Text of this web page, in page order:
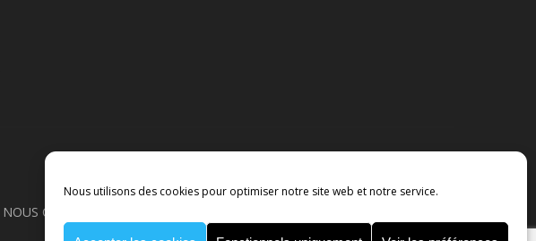
Nous utilisons des cookies pour optimiser notre site web et notre service.
NOUS CONTACTER
CONDITIONS GÉNÉRALES